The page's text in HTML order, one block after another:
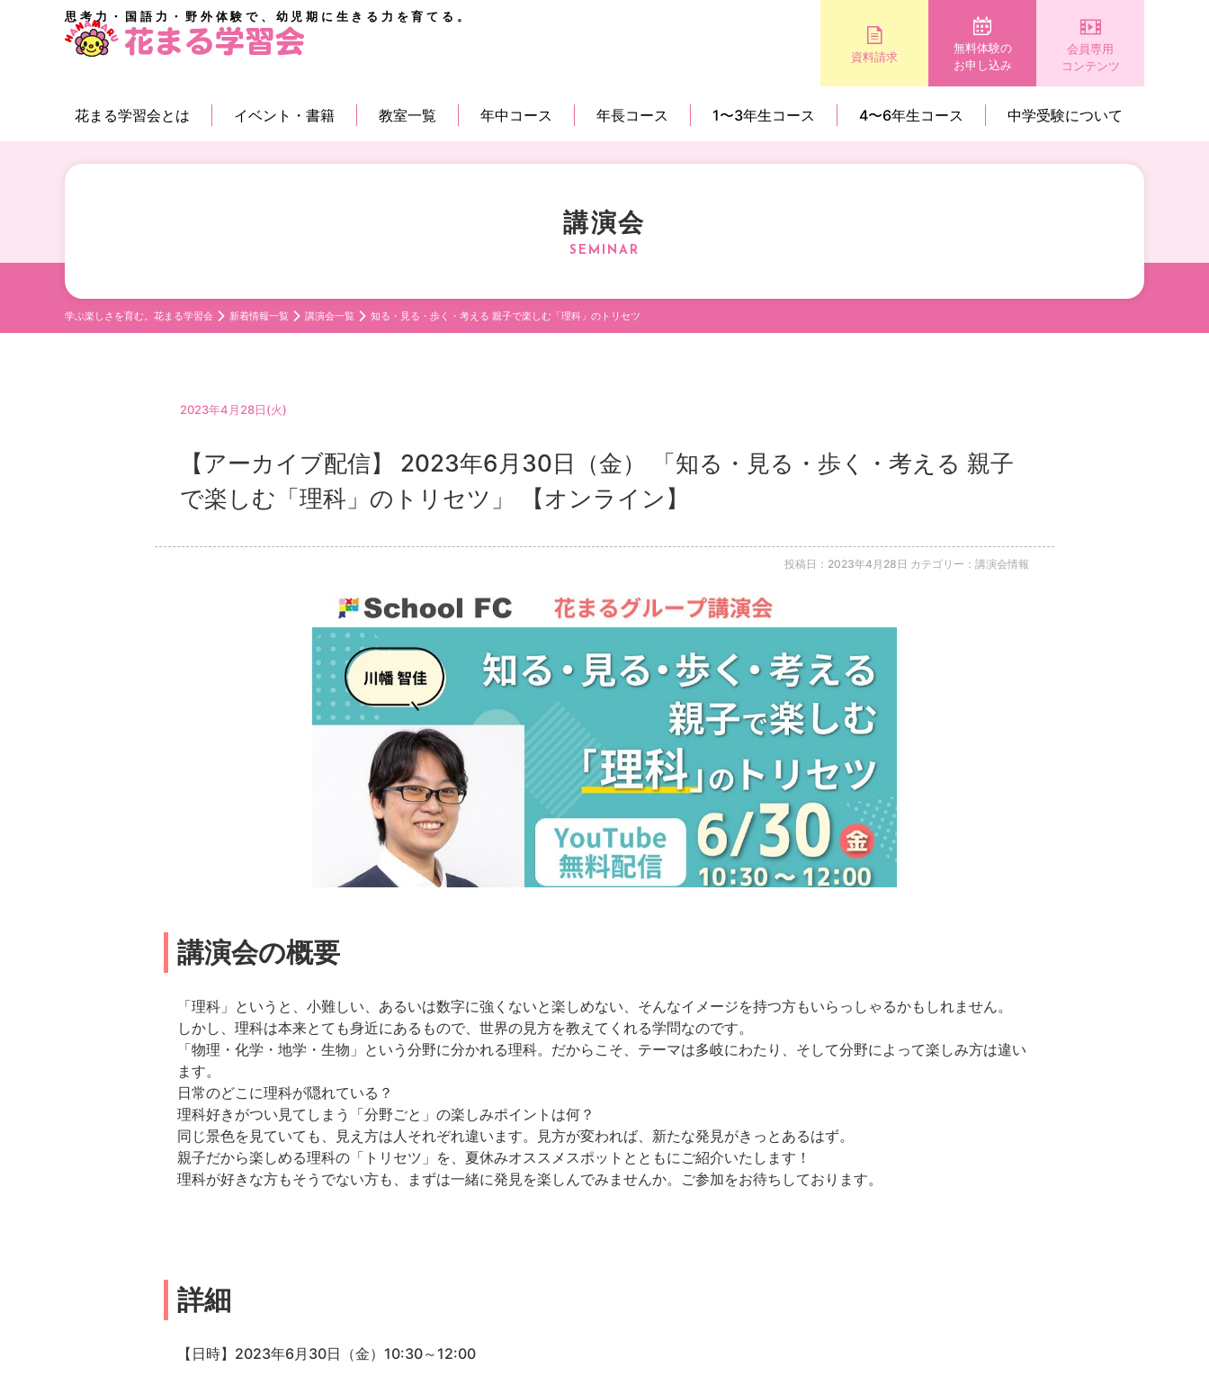
思考力・国語力・野外体験で、幼児期に生きる力を育てる。
資料請求
無料体験の
お申し込み
会員専用
コンテンツ
花まる学習会とは イベント・書籍 教室一覧 年中コース 年長コース 1〜3年生コース 4〜6年生コース 中学受験について
講演会
学ぶ楽しさを育む。花まる学習会 新着情報一覧 講演会一覧 知る・見る・歩く・考える 親子で楽しむ「理科」のトリセツ
2023年4月28日(火)
【アーカイブ配信】 2023年6月30日（金） 「知る・見る・歩く・考える 親子
で楽しむ「理科」のトリセツ」 【オンライン】
投稿日：2023年4月28日 カテゴリー：講演会情報
講演会の概要
「理科」というと、小難しい、あるいは数字に強くないと楽しめない、そんなイメージを持つ方もいらっしゃるかもしれません。
しかし、理科は本来とても身近にあるもので、世界の見方を教えてくれる学問なのです。
「物理・化学・地学・生物」という分野に分かれる理科。だからこそ、テーマは多岐にわたり、そして分野によって楽しみ方は違い
ます。
日常のどこに理科が隠れている？
理科好きがつい見てしまう「分野ごと」の楽しみポイントは何？
同じ景色を見ていても、見え方は人それぞれ違います。見方が変われば、新たな発見がきっとあるはず。
親子だから楽しめる理科の「トリセツ」を、夏休みオススメスポットとともにご紹介いたします！
理科が好きな方もそうでない方も、まずは一緒に発見を楽しんでみませんか。ご参加をお待ちしております。
詳細
【日時】2023年6月30日（金）10:30～12:00